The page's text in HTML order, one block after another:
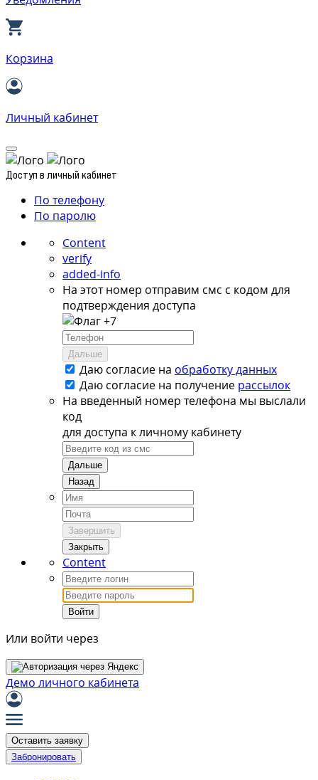
Корзина
Личный кабинет
Доступ в личный кабинет
По телефону
По паролю
Content
verify
added-info
На этот номер отправим смс с кодом для
подтверждения доступа
+7
Дальше
Даю согласие на обработку данных
Даю согласие на получение рассылок
На введенный номер телефона мы выслали
код
для доступа к личному кабинету
Дальше
Назад
Завершить
Закрыть
Content
Войти
Или войти через
Демо личного кабинета
Оставить заявку
Забронировать